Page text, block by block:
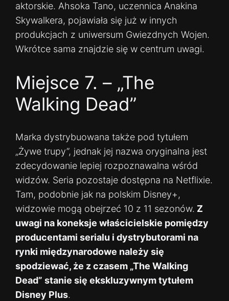
aktorskie. Ahsoka Tano, uczennica Anakina
Skywalkera, pojawiała się już w innych
produkcjach z uniwersum Gwiezdnych Wojen.
Wkrótce sama znajdzie się w centrum uwagi.
Miejsce 7. – „The
Walking Dead”
Marka dystrybuowana także pod tytułem
„Żywe trupy”, jednak jej nazwa oryginalna jest
zdecydowanie lepiej rozpoznawalna wśród
widzów. Seria pozostaje dostępna na Netflixie.
Tam, podobnie jak na polskim Disney+,
widzowie mogą obejrzeć 10 z 11 sezonów. Z
uwagi na koneksje właścicielskie pomiędzy
producentami serialu i dystrybutorami na
rynki międzynarodowe należy się
spodziewać, że z czasem „The Walking
Dead” stanie się ekskluzywnym tytułem
Disney Plus.